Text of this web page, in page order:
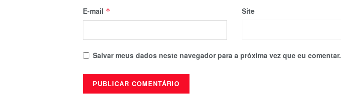
E-mail * Site
Salvar meus dados neste navegador para a próxima vez que eu comentar.